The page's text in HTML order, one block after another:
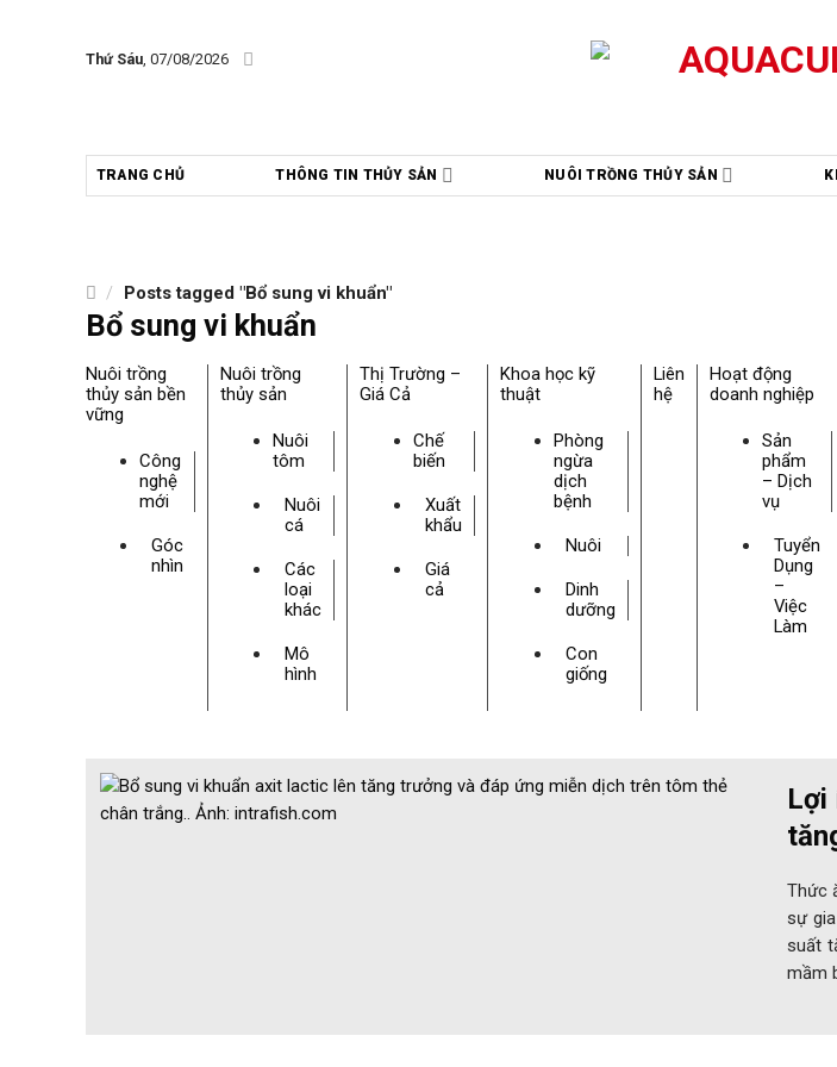
Thứ Sáu, 07/08/2026
TRANG CHỦ THÔNG TIN THỦY SẢN NUÔI TRỒNG THỦY SẢN
/ Posts tagged "Bổ sung vi khuẩn"
Bổ sung vi khuẩn
Nuôi trồng
thủy sản bền
vững
Công
nghệ
mới
Góc
nhìn
Nuôi trồng
thủy sản
Nuôi
tôm
Nuôi
cá
Các
loại
khác
Mô
hình
Thị Trường –
Giá Cả
Chế
biến
Xuất
khẩu
Giá
cả
Khoa học kỹ
thuật
Phòng
ngừa
dịch
bệnh
Nuôi
Dinh
dưỡng
Con
giống
Liên
hệ
Hoạt động
doanh nghiệp
Sản
phẩm
– Dịch
vụ
Tuyển
Dụng
–
Việc
Làm
Lợi
Thức
sự
suất
mầm